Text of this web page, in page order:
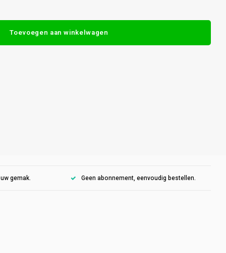
Toevoegen aan winkelwagen
gemak. Geen abonnement, eenvoudig bestellen.